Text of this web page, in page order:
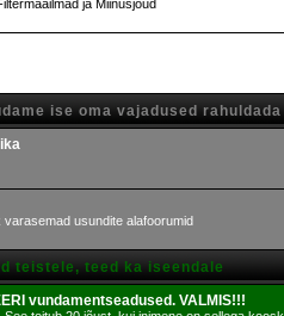
ja Miinusjõud
ise oma vajadused rahuldada
usundite alafoorumid
teistele, teed ka iseendale
vundamentseadused. VALMIS!!!